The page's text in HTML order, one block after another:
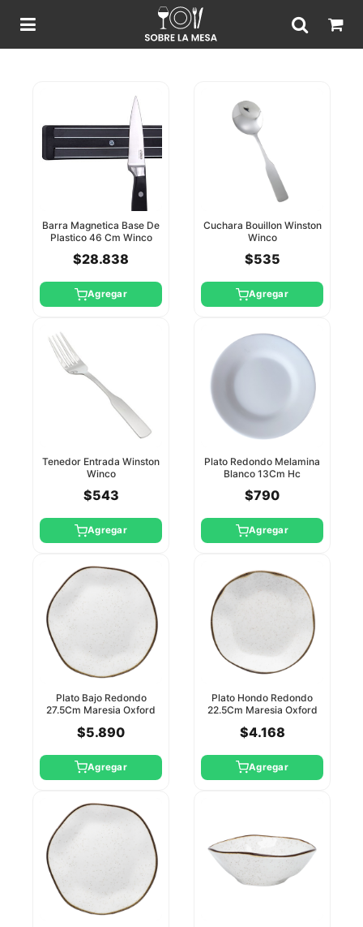
Barra Magnetica Base De
Plastico 46 Cm Winco
$28.838
Agregar
Cuchara Bouillon Winston
Winco
$535
Agregar
Tenedor Entrada Winston
Winco
$543
Agregar
Plato Redondo Melamina
Blanco 13Cm Hc
$790
Agregar
Plato Bajo Redondo
27.5Cm Maresia Oxford
$5.890
Agregar
Plato Hondo Redondo
22.5Cm Maresia Oxford
$4.168
Agregar